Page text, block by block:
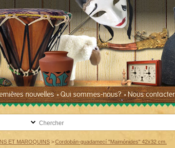
ET MAROQUINS >Cordobán-guadamecí "Maimónides" 42x32 cm.
nouvelles Qui sommes-nous? Nous contacter